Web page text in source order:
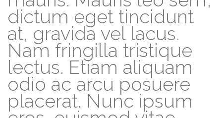
dictum eget tincidunt
at, gravida vel lacus.
Nam fringilla tristique
lectus. Etiam aliquam
odio ac arcu posuere
placerat. Nunc ipsum